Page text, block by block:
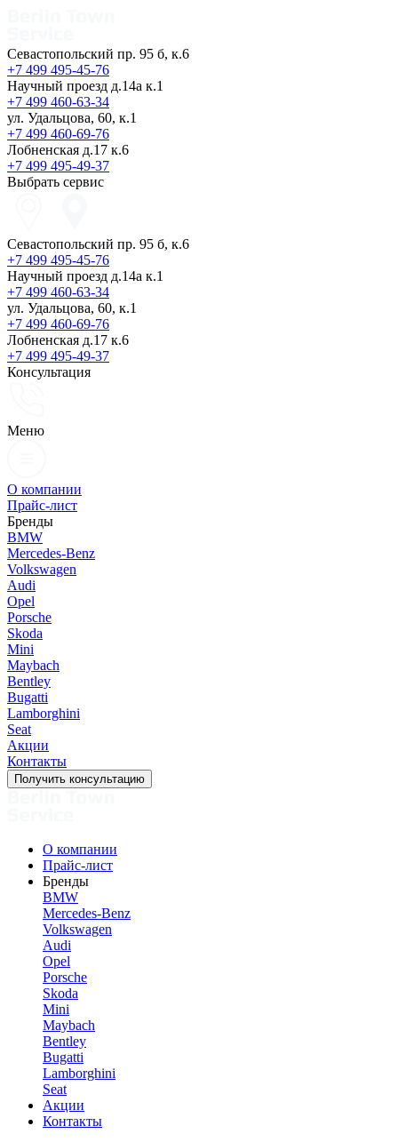
Севастопольский пр. 95 б, к.6
+7 499 495-45-76
Научный проезд д.14а к.1
+7 499 460-63-34
ул. Удальцова, 60, к.1
+7 499 460-69-76
Лобненская д.17 к.6
+7 499 495-49-37
Выбрать сервис
Севастопольский пр. 95 б, к.6
+7 499 495-45-76
Научный проезд д.14а к.1
+7 499 460-63-34
ул. Удальцова, 60, к.1
+7 499 460-69-76
Лобненская д.17 к.6
+7 499 495-49-37
Консультация
Меню
О компании
Прайс-лист
Бренды
BMW
Mercedes-Benz
Volkswagen
Audi
Opel
Porsche
Skoda
Mini
Maybach
Bentley
Bugatti
Lamborghini
Seat
Акции
Контакты
Получить консультацию
О компании
Прайс-лист
Бренды
BMW
Mercedes-Benz
Volkswagen
Audi
Opel
Porsche
Skoda
Mini
Maybach
Bentley
Bugatti
Lamborghini
Seat
Акции
Контакты